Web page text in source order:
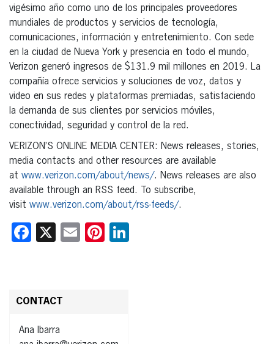
vigésimo año como uno de los principales proveedores
mundiales de productos y servicios de tecnología,
comunicaciones, información y entretenimiento. Con sede
en la ciudad de Nueva York y presencia en todo el mundo,
Verizon generó ingresos de $131.9 mil millones en 2019. La
compañía ofrece servicios y soluciones de voz, datos y
video en sus redes y plataformas premiadas, satisfaciendo
la demanda de sus clientes por servicios móviles,
conectividad, seguridad y control de la red.
VERIZON’S ONLINE MEDIA CENTER: News releases, stories,
media contacts and other resources are available
at www.verizon.com/about/news/. News releases are also
available through an RSS feed. To subscribe,
visit www.verizon.com/about/rss-feeds/.
Facebook
X EmailPinterest
CONTACT
Ana Ibarra